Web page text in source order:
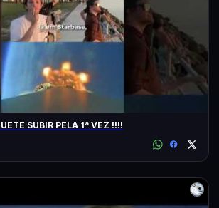
SUBIR PELA 1ª VEZ !!!!